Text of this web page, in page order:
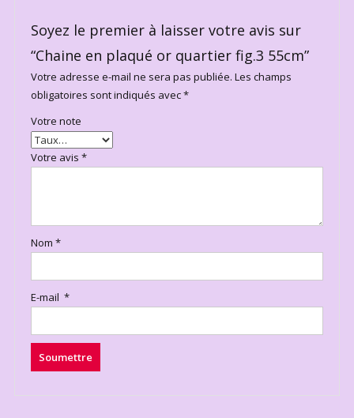
Soyez le premier à laisser votre avis sur
“Chaine en plaqué or quartier fig.3 55cm”
Votre adresse e-mail ne sera pas publiée. Les champs
obligatoires sont indiqués avec*
Votre note
Votre avis *
Nom *
E-mail *